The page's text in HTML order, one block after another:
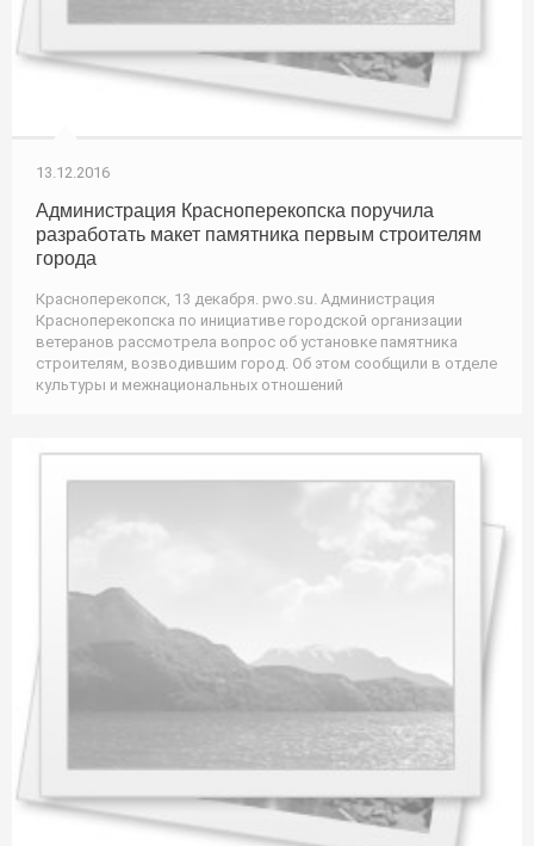
13.12.2016
Администрация Красноперекопска поручила
разработать макет памятника первым строителям
города
Красноперекопск, 13 декабря. pwo.su. Администрация
Красноперекопска по инициативе городской организации
ветеранов рассмотрела вопрос об установке памятника
строителям, возводившим город. Об этом сообщили в отделе
культуры и межнациональных отношений